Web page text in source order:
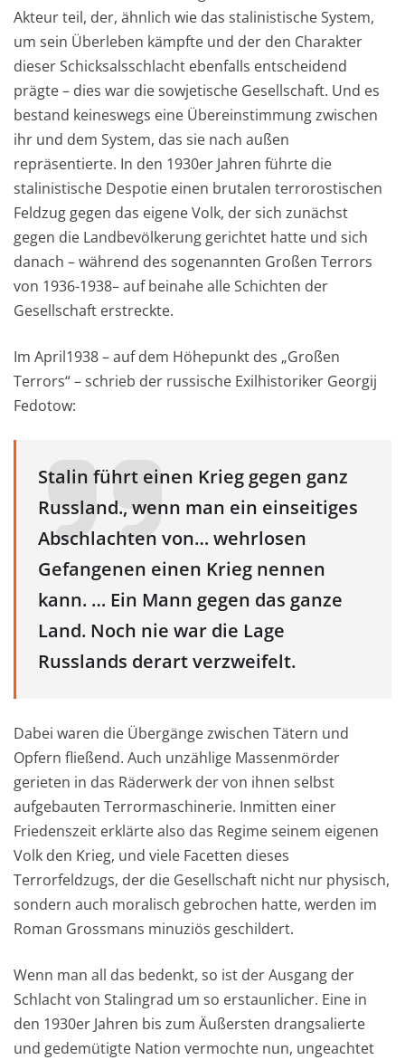
Akteur teil, der, ähnlich wie das stalinistische System,
um sein Überleben kämpfte und der den Charakter
dieser Schicksalsschlacht ebenfalls entscheidend
prägte – dies war die sowjetische Gesellschaft. Und es
bestand keineswegs eine Übereinstimmung zwischen
ihr und dem System, das sie nach außen
repräsentierte. In den 1930er Jahren führte die
stalinistische Despotie einen brutalen terrorostischen
Feldzug gegen das eigene Volk, der sich zunächst
gegen die Landbevölkerung gerichtet hatte und sich
danach – während des sogenannten Großen Terrors
von 1936-1938– auf beinahe alle Schichten der
Gesellschaft erstreckte.
Im April1938 – auf dem Höhepunkt des „Großen
Terrors“ – schrieb der russische Exilhistoriker Georgij
Fedotow:
Stalin führt einen Krieg gegen ganz
Russland., wenn man ein einseitiges
Abschlachten von… wehrlosen
Gefangenen einen Krieg nennen
kann. … Ein Mann gegen das ganze
Land. Noch nie war die Lage
Russlands derart verzweifelt.
Dabei waren die Übergänge zwischen Tätern und
Opfern fließend. Auch unzählige Massenmörder
gerieten in das Räderwerk der von ihnen selbst
aufgebauten Terrormaschinerie. Inmitten einer
Friedenszeit erklärte also das Regime seinem eigenen
Volk den Krieg, und viele Facetten dieses
Terrorfeldzugs, der die Gesellschaft nicht nur physisch,
sondern auch moralisch gebrochen hatte, werden im
Roman Grossmans minuziös geschildert.
Wenn man all das bedenkt, so ist der Ausgang der
Schlacht von Stalingrad um so erstaunlicher. Eine in
den 1930er Jahren bis zum Äußersten drangsalierte
und gedemütigte Nation vermochte nun, ungeachtet